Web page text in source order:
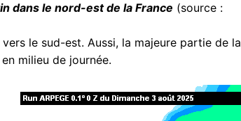
dans le nord-est de la France (source :
le sud-est. Aussi, la majeure partie de la
milieu de journée.